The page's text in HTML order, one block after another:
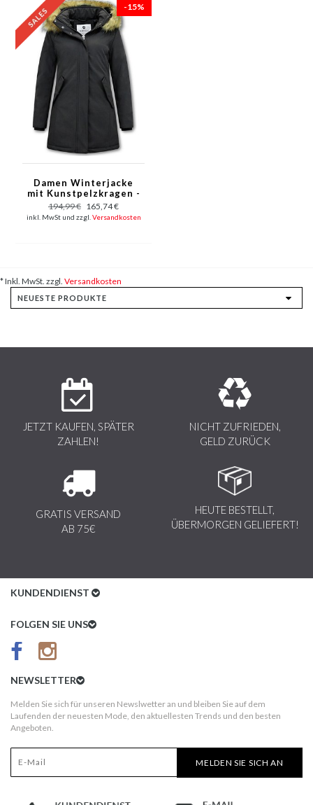
-15%
Damen Winterjacke
mit Kunstpelzkragen -
Slim Fit - Schwarz
194,99 € 165,74 €
inkl. MwSt und zzgl. Versandkosten
* Inkl. MwSt. zzgl. Versandkosten
JETZT KAUFEN, SPÄTER
ZAHLEN!
NICHT ZUFRIEDEN,
GELD ZURÜCK
GRATIS VERSAND
AB 75€
HEUTE BESTELLT,
ÜBERMORGEN GELIEFERT!
KUNDENDIENST
Kundenservice
AGB
Kundeninformationen
Widerruf
FOLGEN SIE UNS
NEWSLETTER
Melden Sie sich für unseren Newslwetter an und bleiben Sie auf dem
Laufenden der neuesten Mode, den aktuellesten Trends und den besten
Angeboten.
MELDEN SIE SICH AN